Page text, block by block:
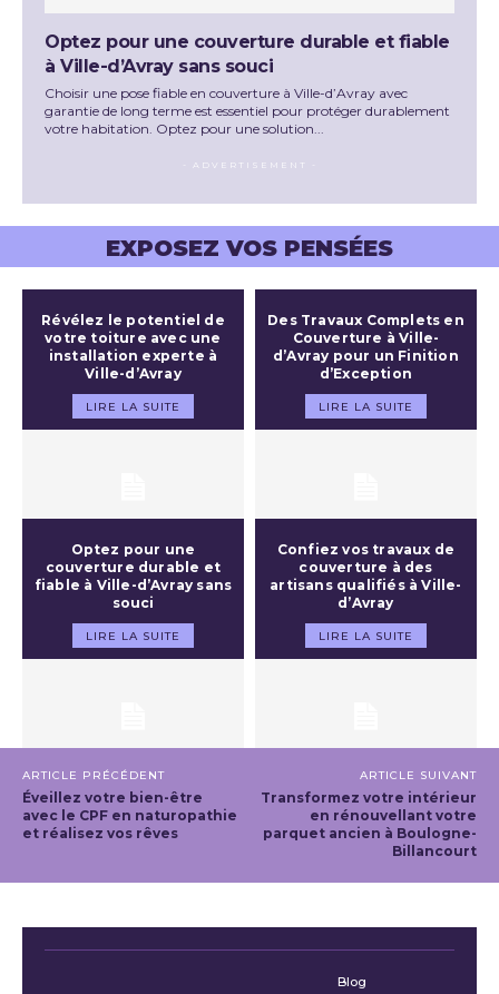
Optez pour une couverture durable et fiable
à Ville-d’Avray sans souci
Choisir une pose fiable en couverture à Ville-d’Avray avec
garantie de long terme est essentiel pour protéger durablement
votre habitation. Optez pour une solution...
- ADVERTISEMENT -
EXPOSEZ VOS PENSÉES
Révélez le potentiel de
votre toiture avec une
installation experte à
Ville-d’Avray
LIRE LA SUITE
Des Travaux Complets en
Couverture à Ville-
d’Avray pour un Finition
d’Exception
LIRE LA SUITE
Optez pour une
couverture durable et
fiable à Ville-d’Avray sans
souci
LIRE LA SUITE
Confiez vos travaux de
couverture à des
artisans qualifiés à Ville-
d’Avray
LIRE LA SUITE
ARTICLE PRÉCÉDENT
Éveillez votre bien-être
avec le CPF en naturopathie
et réalisez vos rêves
ARTICLE SUIVANT
Transformez votre intérieur
en rénouvellant votre
parquet ancien à Boulogne-
Billancourt
Blog